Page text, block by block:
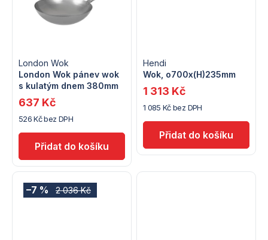
London Wok pánev wok
s kulatým dnem 380mm
London Wok
526 Kč bez DPH
637 Kč
Wok, o700x(H)235mm
Hendi
1 085 Kč bez DPH
1 313 Kč
2 036 Kč
–7 %